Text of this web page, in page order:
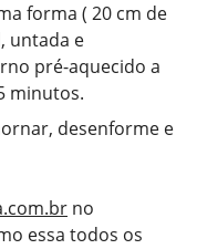
forma ( 20 cm de
untada e
pré-aquecido a
minutos.
desenforme e
no
essa todos os